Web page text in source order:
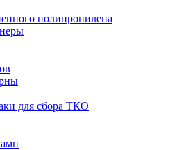
полипропилена
для сбора ТКО